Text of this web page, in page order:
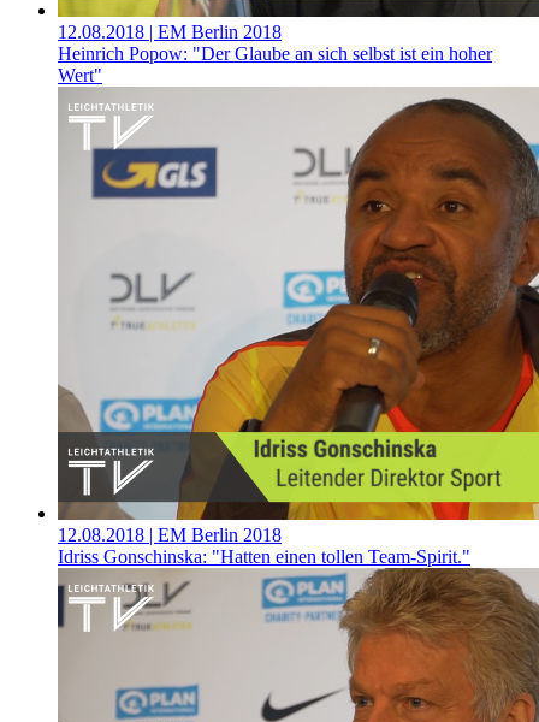
12.08.2018 | EM Berlin 2018
Heinrich Popow: "Der Glaube an sich selbst ist ein hoher
Wert"
12.08.2018 | EM Berlin 2018
Idriss Gonschinska: "Hatten einen tollen Team-Spirit."